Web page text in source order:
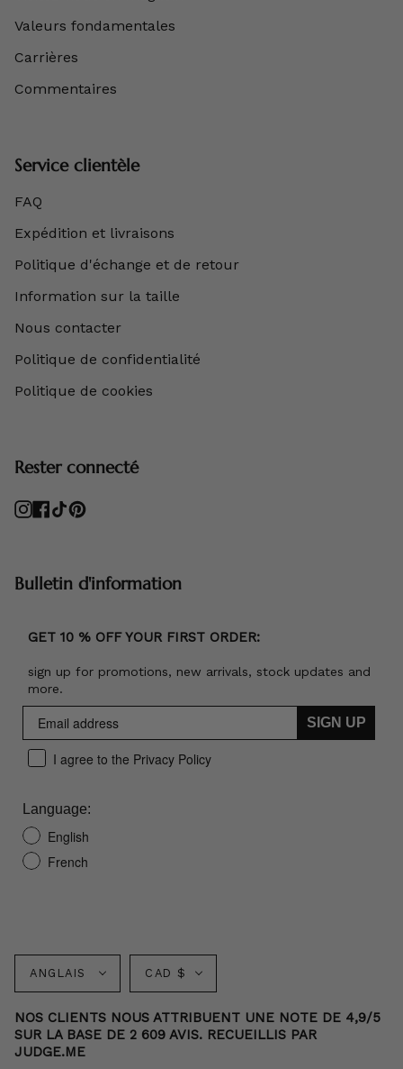
Valeurs fondamentales
Carrières
Commentaires
Service clientèle
FAQ
Expédition et livraisons
Politique d'échange et de retour
Information sur la taille
Nous contacter
Politique de confidentialité
Politique de cookies
Rester connecté
Instagram
Facebook
TikTokPinterest
Bulletin d'information
GET 10 % OFF YOUR FIRST ORDER:
sign up for promotions, new arrivals, stock updates and
more.
SIGN UP
I agree to the Privacy Policy
Language:
English
French
Langue
ANGLAIS Monnaie
CAD $
NOS CLIENTS NOUS ATTRIBUENT UNE NOTE DE 4,9/5
SUR LA BASE DE 2 609 AVIS. RECUEILLIS PAR
JUDGE.ME